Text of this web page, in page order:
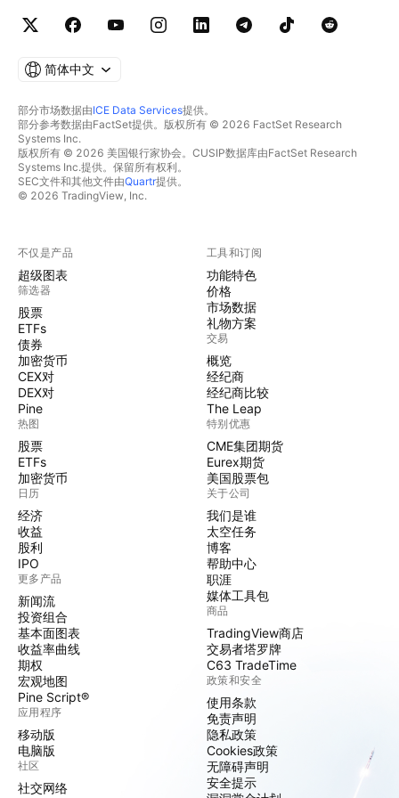
简体中文
部分市场数据由ICE Data Services提供。
部分参考数据由FactSet提供。版权所有 © 2026 FactSet Research
Systems Inc.
版权所有 © 2026 美国银行家协会。CUSIP数据库由FactSet Research
Systems Inc.提供。保留所有权利。
SEC文件和其他文件由Quartr提供。
© 2026 TradingView, Inc.
不仅是产品
超级图表
筛选器
股票
ETFs
债券
加密货币
CEX对
DEX对
Pine
热图
股票
ETFs
加密货币
日历
经济
收益
股利
IPO
更多产品
新闻流
投资组合
基本面图表
收益率曲线
期权
宏观地图
Pine Script®
应用程序
移动版
电脑版
社区
社交网络
工具和订阅
功能特色
价格
市场数据
礼物方案
交易
概览
经纪商
经纪商比较
The Leap
特别优惠
CME集团期货
Eurex期货
美国股票包
关于公司
我们是谁
太空任务
博客
帮助中心
职涯
媒体工具包
商品
TradingView商店
交易者塔罗牌
C63 TradeTime
政策和安全
使用条款
免责声明
隐私政策
Cookies政策
无障碍声明
安全提示